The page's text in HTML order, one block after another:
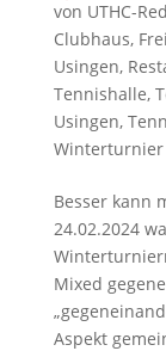
von UTHC-
Clubhaus,
Usingen,
Tennishalle,
Usingen,
Winterturnier
Besser kann
24.02.2024
Mixed
Aspekt